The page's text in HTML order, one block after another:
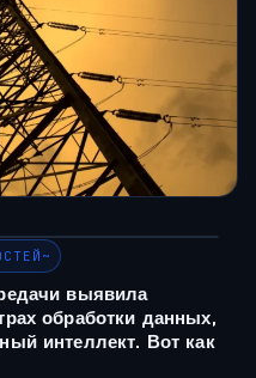
выявила
обработки данных,
интеллект. Вот как